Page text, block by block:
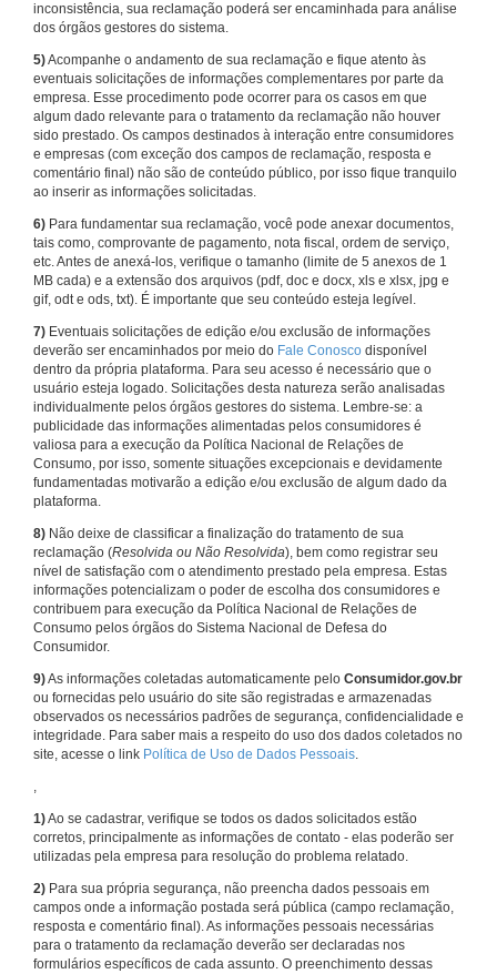
inconsistência, sua reclamação poderá ser encaminhada para análise
dos órgãos gestores do sistema.
5)Acompanhe o andamento de sua reclamação e fique atento às
eventuais solicitações de informações complementares por parte da
empresa. Esse procedimento pode ocorrer para os casos em que
algum dado relevante para o tratamento da reclamação não houver
sido prestado. Os campos destinados à interação entre consumidores
e empresas (com exceção dos campos de reclamação, resposta e
comentário final) não são de conteúdo público, por isso fique tranquilo
ao inserir as informações solicitadas.
6) Para fundamentar sua reclamação, você pode anexar documentos,
tais como, comprovante de pagamento, nota fiscal, ordem de serviço,
etc. Antes de anexá-los, verifique o tamanho (limite de 5 anexos de 1
MB cada) e a extensão dos arquivos (pdf, doc e docx, xls e xlsx, jpg e
gif, odt e ods, txt). É importante que seu conteúdo esteja legível.
7) Eventuais solicitações de edição e/ou exclusão de informações
deverão ser encaminhados por meio do Fale Conosco disponível
dentro da própria plataforma. Para seu acesso é necessário que o
usuário esteja logado. Solicitações desta natureza serão analisadas
individualmente pelos órgãos gestores do sistema. Lembre-se: a
publicidade das informações alimentadas pelos consumidores é
valiosa para a execução da Política Nacional de Relações de
Consumo, por isso, somente situações excepcionais e devidamente
fundamentadas motivarão a edição e/ou exclusão de algum dado da
plataforma.
8) Não deixe de classificar a finalização do tratamento de sua
reclamação (Resolvida ou Não Resolvida), bem como registrar seu
nível de satisfação com o atendimento prestado pela empresa. Estas
informações potencializam o poder de escolha dos consumidores e
contribuem para execução da Política Nacional de Relações de
Consumo pelos órgãos do Sistema Nacional de Defesa do
Consumidor.
9)As informações coletadas automaticamente pelo Consumidor.gov.br
ou fornecidas pelo usuário do site são registradas e armazenadas
observados os necessários padrões de segurança, confidencialidade e
integridade. Para saber mais a respeito do uso dos dados coletados no
site, acesse o link Política de Uso de Dados Pessoais.
,
1)Ao se cadastrar, verifique se todos os dados solicitados estão
corretos, principalmente as informações de contato - elas poderão ser
utilizadas pela empresa para resolução do problema relatado.
2) Para sua própria segurança, não preencha dados pessoais em
campos onde a informação postada será pública (campo reclamação,
resposta e comentário final). As informações pessoais necessárias
para o tratamento da reclamação deverão ser declaradas nos
formulários específicos de cada assunto. O preenchimento dessas